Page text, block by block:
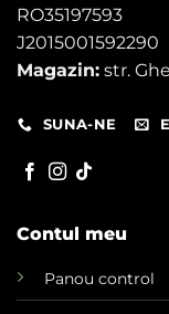
RO35197593
J2015001592290
Magazin: str.
SUNA-NE
Contul meu
Panou control